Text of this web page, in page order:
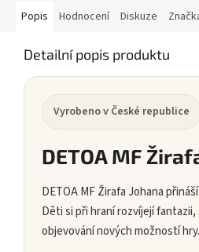
Popis Hodnocení Diskuze
Detailní popis produktu
Vyrobeno v České republice
DETOA MF
DETOA MF Žirafa Johana
Děti si při hraní rozvíjejí
objevování nových možností hry.